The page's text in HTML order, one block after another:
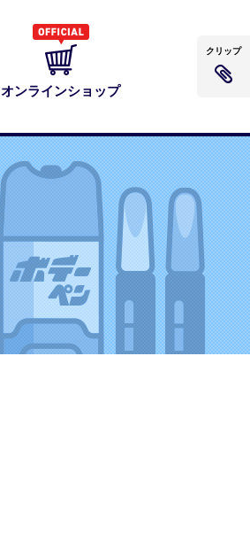
オンラインショップ
クリップ